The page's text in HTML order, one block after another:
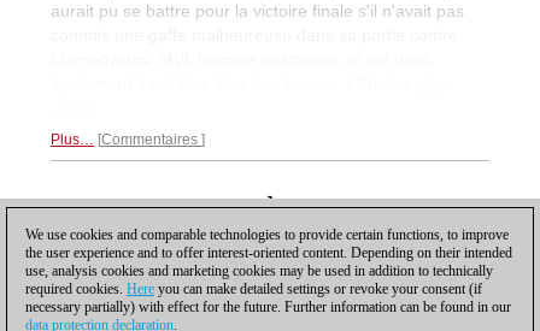
aurait pu se battre pour la victoire finale s'il n'avait pas
Plus… Commentaires
1
We use cookies and comparable technologies to provide certain functions, to improve
the user experience and to offer interest-oriented content. Depending on their intended
use, analysis cookies and marketing cookies may be used in addition to technically
required cookies. Here you can make detailed settings or revoke your consent (if
necessary partially) with effect for the future. Further information can be found in our
data protection declaration.